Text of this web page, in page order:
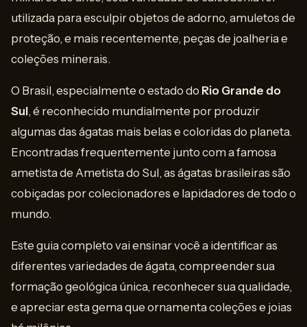
utilizada para esculpir objetos de adorno, amuletos de
proteção, e mais recentemente, peças de joalheria e
coleções minerais.
O Brasil, especialmente o estado do Rio Grande do
Sul, é reconhecido mundialmente por produzir
algumas das ágatas mais belas e coloridas do planeta.
Encontradas frequentemente junto com a famosa
ametista de Ametista do Sul, as ágatas brasileiras são
cobiçadas por colecionadores e lapidadores de todo o
mundo.
Este guia completo vai ensinar você a identificar as
diferentes variedades de ágata, compreender sua
formação geológica única, reconhecer sua qualidade,
e apreciar esta gema que ornamenta coleções e joias